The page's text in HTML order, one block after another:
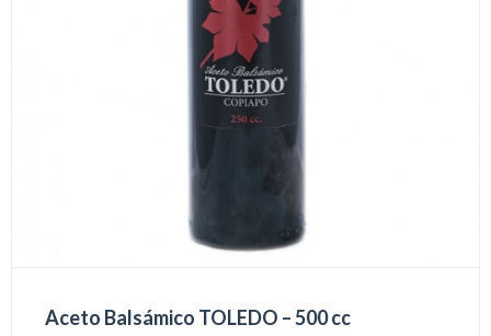
Aceto Balsámico TOLEDO – 500 cc